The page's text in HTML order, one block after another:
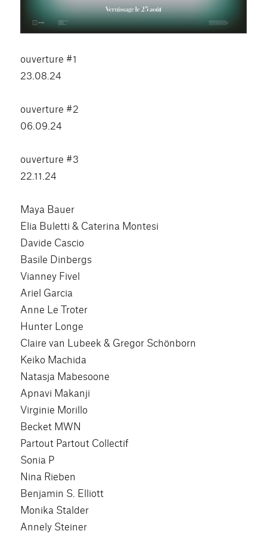
ouverture #1
23.08.24
ouverture #2
06.09.24
ouverture #3
22.11.24
Maya Bauer
Elia Buletti & Caterina Montesi
Davide Cascio
Basile Dinbergs
Vianney Fivel
Ariel Garcia
Anne Le Troter
Hunter Longe
Claire van Lubeek & Gregor Schönborn
Keiko Machida
Natasja Mabesoone
Apnavi Makanji
Virginie Morillo
Becket MWN
Partout Partout Collectif
Sonia P
Nina Rieben
Benjamin S. Elliott
Monika Stalder
Annely Steiner